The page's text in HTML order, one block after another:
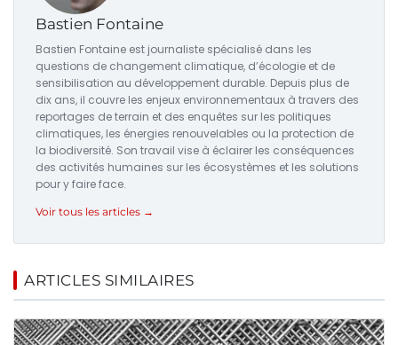
Bastien Fontaine
Bastien Fontaine est journaliste spécialisé dans les
questions de changement climatique, d’écologie et de
sensibilisation au développement durable. Depuis plus de
dix ans, il couvre les enjeux environnementaux à travers des
reportages de terrain et des enquêtes sur les politiques
climatiques, les énergies renouvelables ou la protection de
la biodiversité. Son travail vise à éclairer les conséquences
des activités humaines sur les écosystèmes et les solutions
pour y faire face.
Voir tous les articles →
ARTICLES SIMILAIRES